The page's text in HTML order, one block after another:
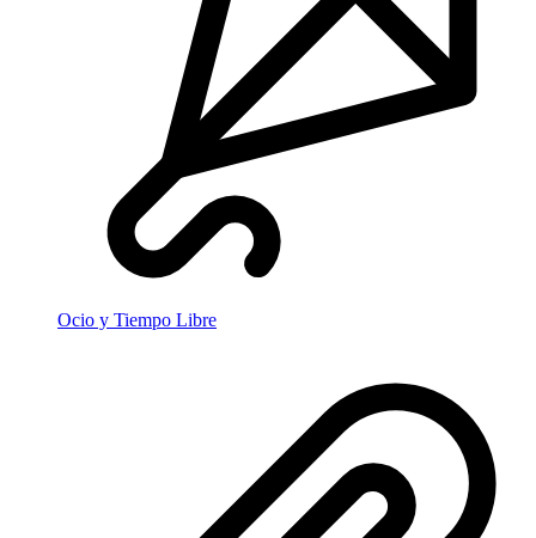
Ocio y Tiempo Libre